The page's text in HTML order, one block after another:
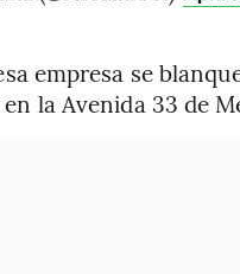
empresa se
la Avenida 33 de